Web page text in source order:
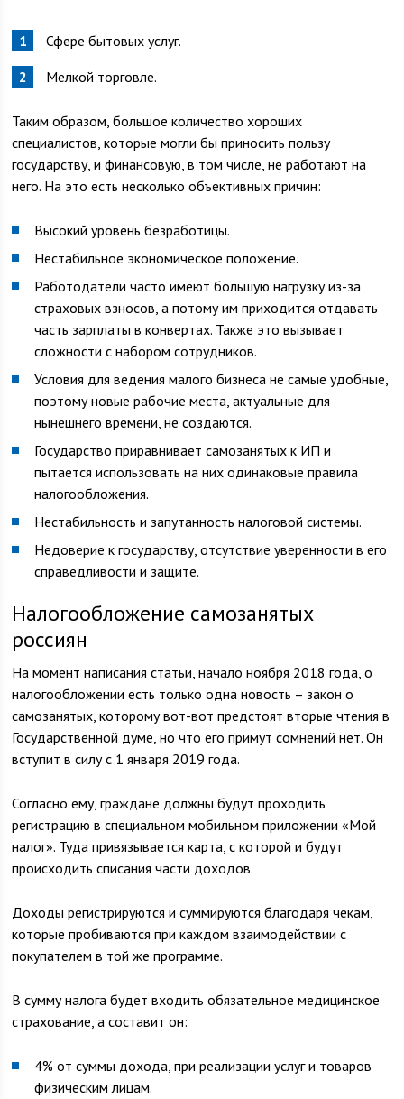
Сфере бытовых услуг.
Мелкой торговле.
Таким образом, большое количество хороших
специалистов, которые могли бы приносить пользу
государству, и финансовую, в том числе, не работают на
него. На это есть несколько объективных причин:
Высокий уровень безработицы.
Нестабильное экономическое положение.
Работодатели часто имеют большую нагрузку из-за
страховых взносов, а потому им приходится отдавать
часть зарплаты в конвертах. Также это вызывает
сложности с набором сотрудников.
Условия для ведения малого бизнеса не самые удобные,
поэтому новые рабочие места, актуальные для
нынешнего времени, не создаются.
Государство приравнивает самозанятых к ИП и
пытается использовать на них одинаковые правила
налогообложения.
Нестабильность и запутанность налоговой системы.
Недоверие к государству, отсутствие уверенности в его
справедливости и защите.
Налогообложение самозанятых
россиян
На момент написания статьи, начало ноября 2018 года, о
налогообложении есть только одна новость – закон о
самозанятых, которому вот-вот предстоят вторые чтения в
Государственной думе, но что его примут сомнений нет. Он
вступит в силу с 1 января 2019 года.
Согласно ему, граждане должны будут проходить
регистрацию в специальном мобильном приложении «Мой
налог». Туда привязывается карта, с которой и будут
происходить списания части доходов.
Доходы регистрируются и суммируются благодаря чекам,
которые пробиваются при каждом взаимодействии с
покупателем в той же программе.
В сумму налога будет входить обязательное медицинское
страхование, а составит он:
4% от суммы дохода, при реализации услуг и товаров
физическим лицам.